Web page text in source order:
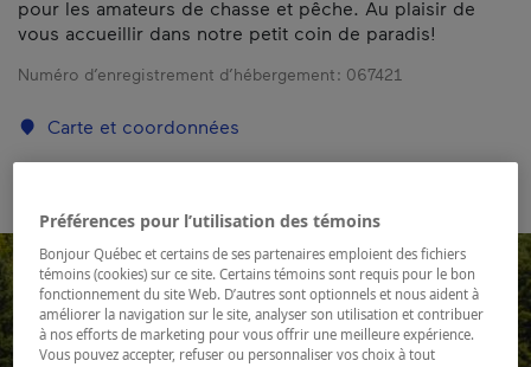
pour les amateurs de chasse et pêche. Au plaisir de
vous accueillir dans notre petit coin de paradis!
Numéro d’enregistrement d’hébergement : 067421
Carte et coordonnées
Préférences pour l’utilisation des témoins
Bonjour Québec et certains de ses partenaires emploient des fichiers
témoins (cookies) sur ce site. Certains témoins sont requis pour le bon
fonctionnement du site Web. D’autres sont optionnels et nous aident à
améliorer la navigation sur le site, analyser son utilisation et contribuer
à nos efforts de marketing pour vous offrir une meilleure expérience.
Vous pouvez accepter, refuser ou personnaliser vos choix à tout